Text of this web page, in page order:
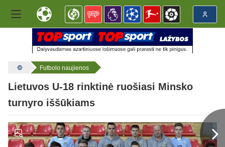
Futbolo naujienos
Lietuvos U-18 rinktinė ruošiasi Minsko
turnyro iššūkiams